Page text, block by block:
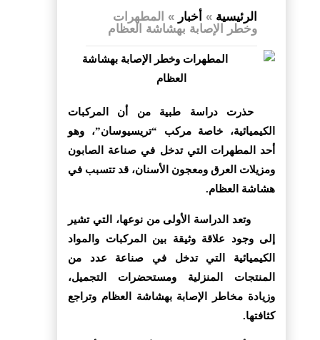
الرئيسية » أخبار » المطهرات
وخطر الإصابة بهشاشة العظام
حذرت دراسة طبية من أن المركبات
الكيميائية، خاصة مركب “تريسيوسان”، وهو
أحد المطهرات التي تدخل في صناعة الصابون
ومزيلات العرق ومعجون الأسنان، قد تتسبب في
هشاشة العظام.
وتعد الدراسة الأولى من نوعها، التي تشير
إلى وجود علاقة وثيقة بين المركبات والمواد
الكيميائية التي تدخل في صناعة عدد من
المنتجات المنزلية ومستحضرات التجميل،
وزيادة مخاطر الإصابة بهشاشة العظام وتراجع
كثافتها.